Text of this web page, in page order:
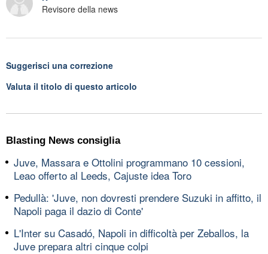
Revisore della news
Suggerisci una correzione
Valuta il titolo di questo articolo
Blasting News consiglia
Juve, Massara e Ottolini programmano 10 cessioni,
Leao offerto al Leeds, Cajuste idea Toro
Pedullà: 'Juve, non dovresti prendere Suzuki in affitto, il
Napoli paga il dazio di Conte'
L'Inter su Casadó, Napoli in difficoltà per Zeballos, la
Juve prepara altri cinque colpi